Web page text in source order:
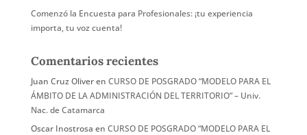
Comenzó la Encuesta para Profesionales: ¡tu experiencia
importa, tu voz cuenta!
Comentarios recientes
Juan Cruz Oliveren CURSO DE POSGRADO “MODELO PARA EL
ÁMBITO DE LA ADMINISTRACIÓN DEL TERRITORIO” – Univ.
Nac. de Catamarca
Oscar Inostrosa en CURSO DE POSGRADO “MODELO PARA EL